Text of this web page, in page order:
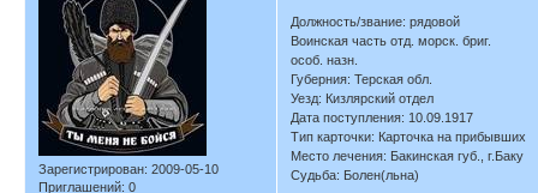
Зарегистрирован: 2009-05-10
Приглашений: 0
Должность/звание: рядовой
Воинская часть отд. морск. бриг.
особ. назн.
Губерния: Терская обл.
Уезд: Кизлярский отдел
Дата поступления: 10.09.1917
Тип карточки: Карточка на прибывших
Место лечения: Бакинская губ., г.Баку
Судьба: Болен(льна)